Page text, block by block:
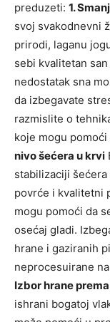
preduzeti: 1.
svoj svakodnevni
prirodi, laganu
sebi kvalitetan
nedostatak sna
da izbegavate
razmislite o
koje mogu
nivo šećera u krvi
stabilizaciji
povrće i kvalitetni
mogu pomoći da
osećaj gladi.
hrane i gaziranih
neprocesuirane
Izbor hrane
ishrani bogatoj